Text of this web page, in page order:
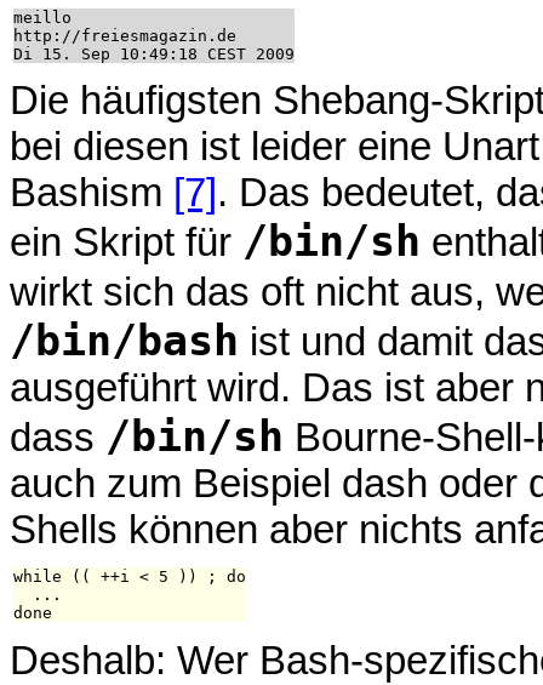
meillo
http://freiesmagazin.de
Die häufigsten Shebang-
bei diesen ist leider eine
Bashism [7]. Das bedeutet,
ein Skript für /bin/sh
wirkt sich das oft nicht aus,
/bin/bash ist und damit
ausgeführt wird. Das ist aber
dass /bin/sh Bourne-
auch zum Beispiel dash oder
Shells können aber nichts
while (( ++i < 5 )) ; do
...
Deshalb: Wer Bash-